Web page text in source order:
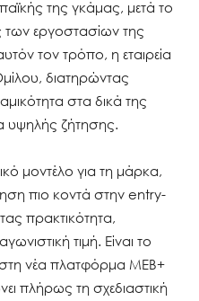
της γκάμας, μετά το
των εργοστασίων της
τον τρόπο, η εταιρεία
διατηρώντας
στα δικά της
υψηλής ζήτησης.
μοντέλο για τη μάρκα,
πιο κοντά στην entry-
πρακτικότητα,
τιμή. Είναι το
νέα πλατφόρμα MEB+
πλήρως τη σχεδιαστική